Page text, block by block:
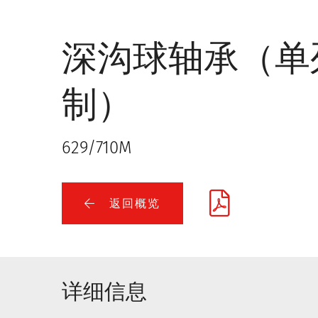
深沟球轴承（
制）
629/710M
返回概览
详细信息